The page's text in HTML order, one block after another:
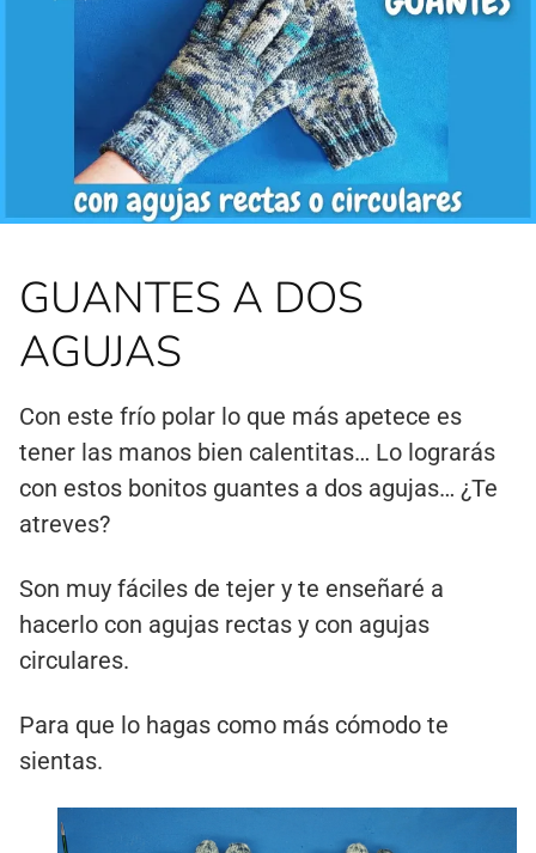
GUANTES A DOS
AGUJAS
Con este frío polar lo que más apetece es
tener las manos bien calentitas… Lo lograrás
con estos bonitos guantes a dos agujas… ¿Te
atreves?
Son muy fáciles de tejer y te enseñaré a
hacerlo con agujas rectas y con agujas
circulares.
Para que lo hagas como más cómodo te
sientas.